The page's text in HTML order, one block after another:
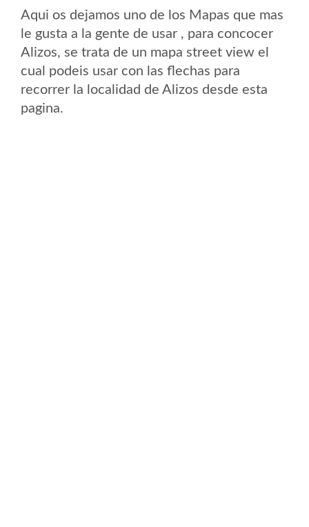
Aqui os dejamos uno de los Mapas que mas
le gusta a la gente de usar , para concocer
Alizos, se trata de un mapa street view el
cual podeis usar con las flechas para
recorrer la localidad de Alizos desde esta
pagina.